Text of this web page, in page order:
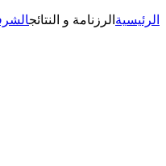
الرئيسية الرزنامة و النتائج